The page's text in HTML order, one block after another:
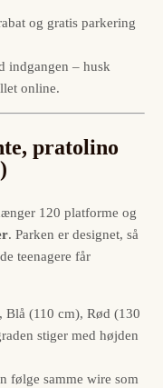
og gratis parkering
indgangen – husk
online.
pratolino
120 platforme og
. Parken er designet, så
teenagere får
Blå (110 cm), Rød (130
stiger med højden
følge samme wire som